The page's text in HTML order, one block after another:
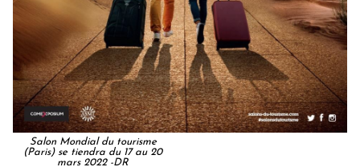
Salon Mondial du tourisme
(Paris) se tiendra du 17 au 20
mars 2022 -DR